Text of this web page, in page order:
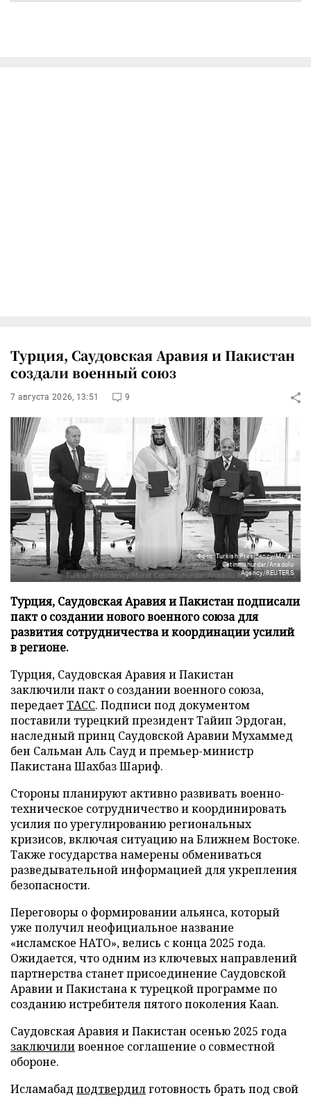
Турция, Саудовская Аравия и Пакистан
создали военный союз
7 августа 2026, 13:51 9
Фото: Turkish Presidency/Murat
Cetinmuhurdar/Anadolu
Agency/REUTERS
Турция, Саудовская Аравия и Пакистан подписали
пакт о создании нового военного союза для
развития сотрудничества и координации усилий
в регионе.
Турция, Саудовская Аравия и Пакистан
заключили пакт о создании военного союза,
передаетТАСС. Подписи под документом
поставили турецкий президент Тайип Эрдоган,
наследный принц Саудовской Аравии Мухаммед
бен Сальман Аль Сауд и премьер-министр
Пакистана Шахбаз Шариф.
Стороны планируют активно развивать военно-
техническое сотрудничество и координировать
усилия по урегулированию региональных
кризисов, включая ситуацию на Ближнем Востоке.
Также государства намерены обмениваться
разведывательной информацией для укрепления
безопасности.
Переговоры о формировании альянса, который
уже получил неофициальное название
«исламское НАТО», велись с конца 2025 года.
Ожидается, что одним из ключевых направлений
партнерства станет присоединение Саудовской
Аравии и Пакистана к турецкой программе по
созданию истребителя пятого поколения Kaan.
Саудовская Аравия и Пакистан осенью 2025 года
заключиливоенное соглашение о совместной
обороне.
Исламабад подтвердилготовность брать под свой